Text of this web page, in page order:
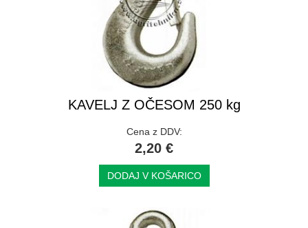
KAVELJ Z OČESOM 250 kg
Cena z DDV:
2,20 €
DODAJ V KOŠARICO